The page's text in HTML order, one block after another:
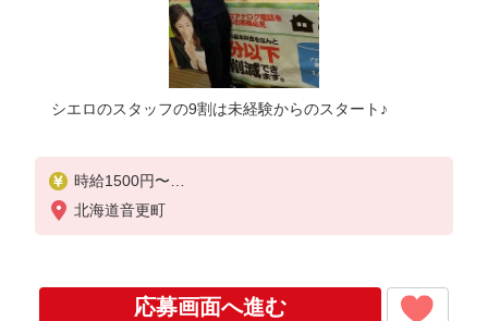
シエロのスタッフの9割は未経験からのスタート♪
時給1500円〜
※残業代支給
★交通費別途支給（規定あり）
一般社員（北海道 入社2年目21歳） 330万円/月給2
00,000円+各種手当
北海道音更町
応募画面へ進む